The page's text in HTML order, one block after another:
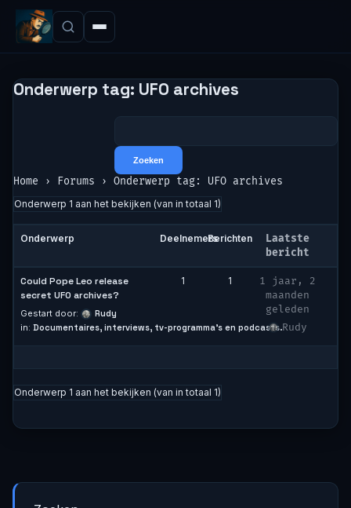
Onderwerp tag: UFO archives
Home › Forums › Onderwerp tag: UFO archives
Onderwerp 1 aan het bekijken (van in totaal 1)
Onderwerp DeelnemersBerichten
Laatste
bericht
Could Pope Leo release
secret UFO archives?
Gestart door:
Rudy
in: Documentaires, interviews, tv-programma’s en podcasts.
1 1
1 jaar, 2
maanden
geleden
Rudy
Onderwerp 1 aan het bekijken (van in totaal 1)